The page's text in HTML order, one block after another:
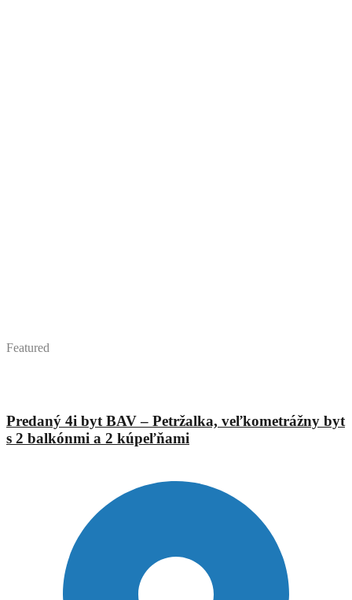
Featured
Predaný 4i byt BAV – Petržalka, veľkometrážny byt
s 2 balkónmi a 2 kúpeľňami